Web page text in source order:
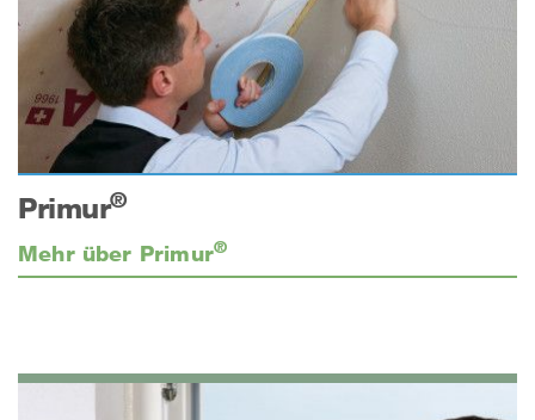
Primur®
Mehr über Primur®